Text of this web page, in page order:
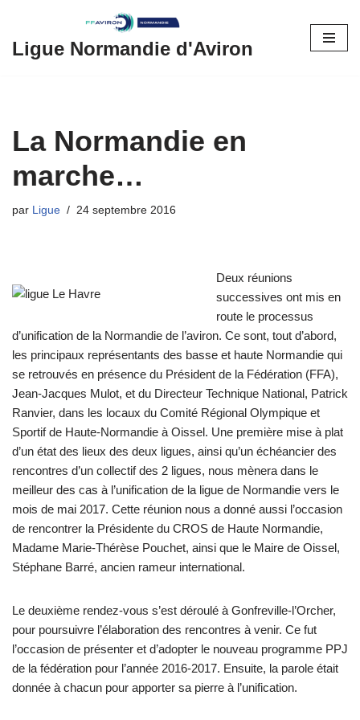
Aller
Ligue Normandie d'Aviron
La Normandie en
marche…
par Ligue 24 septembre 2016
Deux réunions
successives ont mis en
route le processus
d’unification de la Normandie de l’aviron. Ce sont, tout d’abord,
les principaux représentants des basse et haute Normandie qui
se retrouvés en présence du Président de la Fédération (FFA),
Jean-Jacques Mulot, et du Directeur Technique National, Patrick
Ranvier, dans les locaux du Comité Régional Olympique et
Sportif de Haute-Normandie à Oissel. Une première mise à plat
d’un état des lieux des deux ligues, ainsi qu’un échéancier des
rencontres d’un collectif des 2 ligues, nous mènera dans le
meilleur des cas à l’unification de la ligue de Normandie vers le
mois de mai 2017. Cette réunion nous a donné aussi l’occasion
de rencontrer la Présidente du CROS de Haute Normandie,
Madame Marie-Thérèse Pouchet, ainsi que le Maire de Oissel,
Stéphane Barré, ancien rameur international.
Le deuxième rendez-vous s’est déroulé à Gonfreville-l’Orcher,
pour poursuivre l’élaboration des rencontres à venir. Ce fut
l’occasion de présenter et d’adopter le nouveau programme PPJ
de la fédération pour l’année 2016-2017. Ensuite, la parole était
donnée à chacun pour apporter sa pierre à l’unification.